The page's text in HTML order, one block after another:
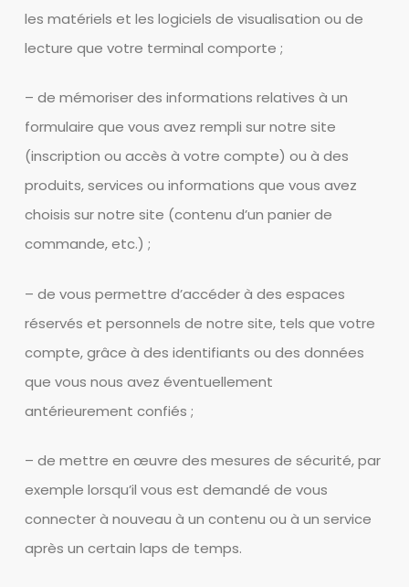
les matériels et les logiciels de visualisation ou de
lecture que votre terminal comporte ;
– de mémoriser des informations relatives à un
formulaire que vous avez rempli sur notre site
(inscription ou accès à votre compte) ou à des
produits, services ou informations que vous avez
choisis sur notre site (contenu d’un panier de
commande, etc.) ;
– de vous permettre d’accéder à des espaces
réservés et personnels de notre site, tels que votre
compte, grâce à des identifiants ou des données
que vous nous avez éventuellement
antérieurement confiés ;
– de mettre en œuvre des mesures de sécurité, par
exemple lorsqu’il vous est demandé de vous
connecter à nouveau à un contenu ou à un service
après un certain laps de temps.